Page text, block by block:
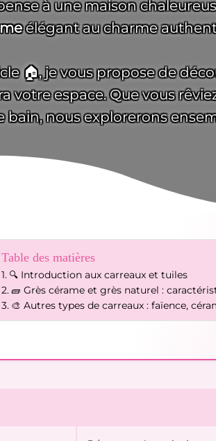
à une maison
élégant au charme
🏠, je vous propose de
votre espace. Que vous
bain, nous explorerons
Table des matières
🔍 Introduction aux carreaux et tuiles
🧱 Grès cérame et grès naturel :
🎨 Autres types de carreaux : faïence,